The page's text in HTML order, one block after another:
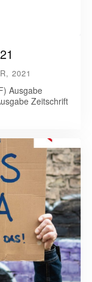
2021
Ausgabe
Zeitschrift